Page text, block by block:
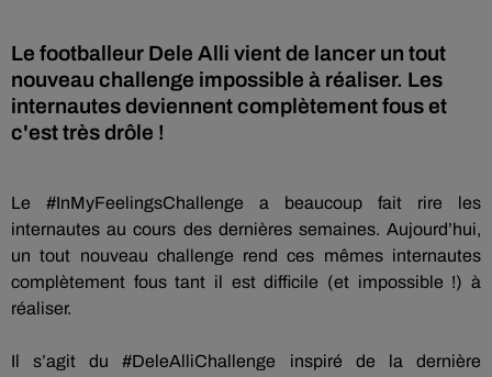
Le footballeur Dele Alli vient de lancer un tout
nouveau challenge impossible à réaliser. Les
internautes deviennent complètement fous et
c'est très drôle !
Le #InMyFeelingsChallenge a beaucoup fait rire les
internautes au cours des dernières semaines. Aujourd’hui,
un tout nouveau challenge rend ces mêmes internautes
complètement fous tant il est difficile (et impossible !) à
réaliser.
Il s’agit du #DeleAlliChallenge inspiré de la dernière